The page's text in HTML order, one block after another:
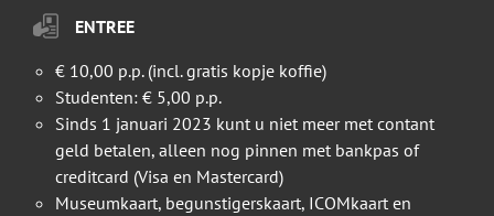
ENTREE
€ 10,00 p.p. (incl. gratis kopje koffie)
Studenten: € 5,00 p.p.
Sinds 1 januari 2023 kunt u niet meer met contant
geld betalen, alleen nog pinnen met bankpas of
creditcard (Visa en Mastercard)
Museumkaart, begunstigerskaart, ICOMkaart en